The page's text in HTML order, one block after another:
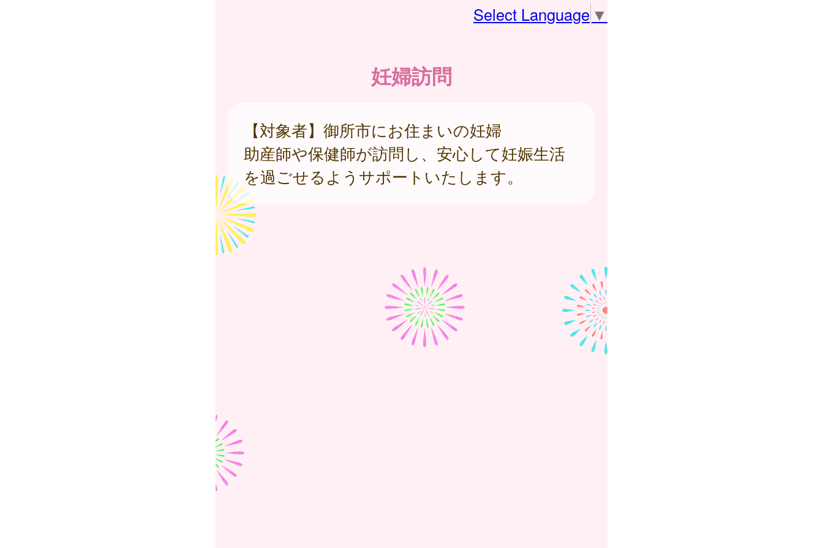
Select Language ▼
妊婦訪問
【対象者】御所市にお住まいの妊婦
助産師や保健師が訪問し、安心して妊娠生活
を過ごせるようサポートいたします。